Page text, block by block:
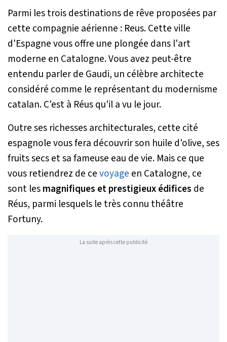
Parmi les trois destinations de rêve proposées par
cette compagnie aérienne : Reus. Cette ville
d'Espagne vous offre une plongée dans l'art
moderne en Catalogne. Vous avez peut-être
entendu parler de Gaudi, un célèbre architecte
considéré comme le représentant du modernisme
catalan. C'est à Réus qu'il a vu le jour.
Outre ses richesses architecturales, cette cité
espagnole vous fera découvrir son huile d'olive, ses
fruits secs et sa fameuse eau de vie. Mais ce que
vous retiendrez de cevoyage en Catalogne, ce
sont lesmagnifiques et prestigieux édifices de
Réus, parmi lesquels le très connu théâtre
Fortuny.
La suite après cette publicité